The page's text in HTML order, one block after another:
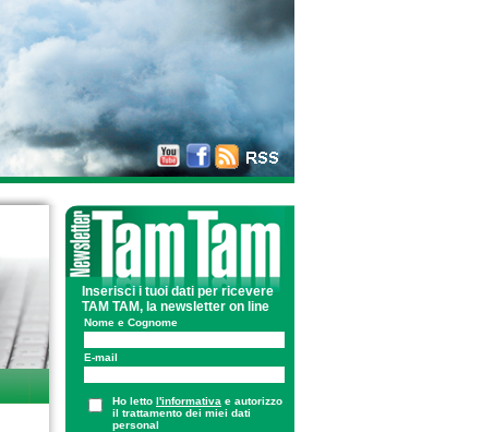
Inserisci i tuoi dati per ricevere
TAM TAM, la newsletter on line
Nome e Cognome
E-mail
Ho letto l'informativa e autorizzo
il trattamento dei miei dati
personal